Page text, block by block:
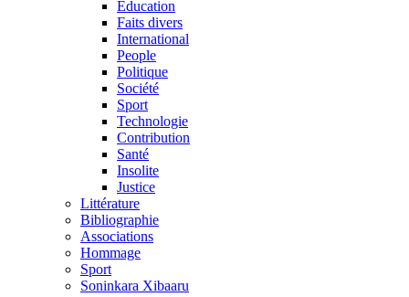
Education
Faits divers
International
People
Politique
Société
Sport
Technologie
Contribution
Santé
Insolite
Justice
Littérature
Bibliographie
Associations
Hommage
Sport
Soninkara Xibaaru